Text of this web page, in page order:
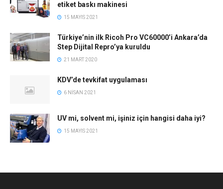
etiket baskı makinesi
15 MAYIS 2021
Türkiye’nin ilk Ricoh Pro VC60000’i Ankara’da
Step Dijital Repro’ya kuruldu
21 MART 2020
KDV’de tevkifat uygulaması
6 NISAN 2021
UV mi, solvent mi, işiniz için hangisi daha iyi?
15 MAYIS 2021